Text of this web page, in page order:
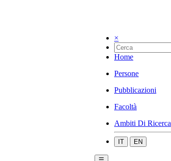
×
Home
Persone
Pubblicazioni
Facoltà
Ambiti Di Ricerca
IT EN